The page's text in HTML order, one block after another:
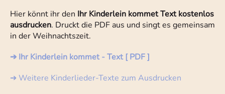
Hier könnt ihr den Ihr Kinderlein kommet Text kostenlos
ausdrucken. Druckt die PDF aus und singt es gemeinsam
in der Weihnachtszeit.
➔ Ihr Kinderlein kommet - Text [ PDF ]
➔ Weitere Kinderlieder-Texte zum Ausdrucken